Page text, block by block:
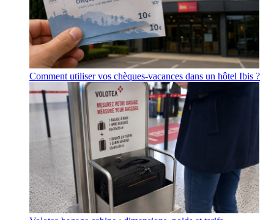
Comment utiliser vos chèques-vacances dans un hôtel Ibis ?